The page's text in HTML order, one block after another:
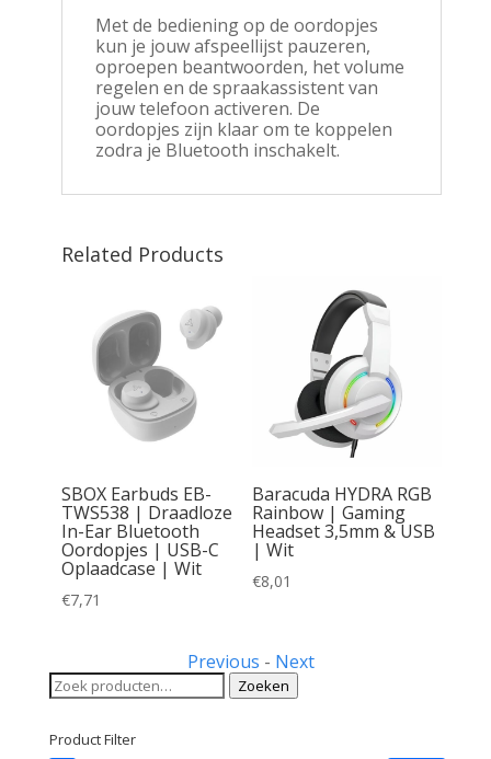
Met de bediening op de oordopjes
kun je jouw afspeellijst pauzeren,
oproepen beantwoorden, het volume
regelen en de spraakassistent van
jouw telefoon activeren. De
oordopjes zijn klaar om te koppelen
zodra je Bluetooth inschakelt.
Related Products
SBOX Earbuds EB-
TWS538 | Draadloze
In-Ear Bluetooth
Oordopjes | USB-C
Oplaadcase | Wit
€7,71
Baracuda HYDRA RGB
Rainbow | Gaming
Headset 3,5mm & USB
| Wit
€8,01
Previous - Next
Zoeken
naar:
Zoeken
Product Filter